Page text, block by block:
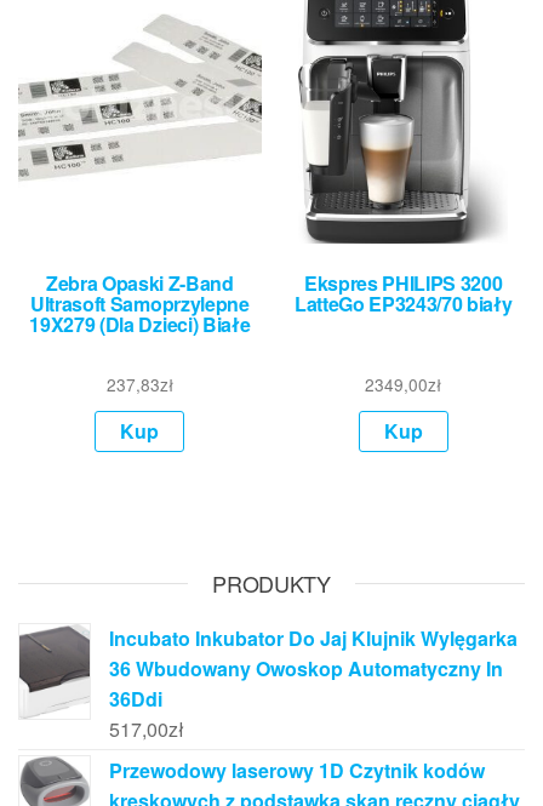
Zebra Opaski Z-Band
Ultrasoft Samoprzylepne
19X279 (Dla Dzieci) Białe
237,83zł
Kup
Ekspres PHILIPS 3200
LatteGo EP3243/70 biały
2349,00zł
Kup
PRODUKTY
Incubato Inkubator Do Jaj Klujnik Wylęgarka
36 Wbudowany Owoskop Automatyczny In
36Ddi
517,00zł
Przewodowy laserowy 1D Czytnik kodów